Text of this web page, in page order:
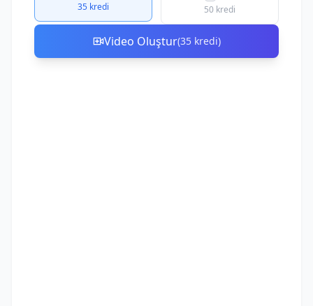
35 kredi 50 kredi
Video Oluştur(35 kredi)